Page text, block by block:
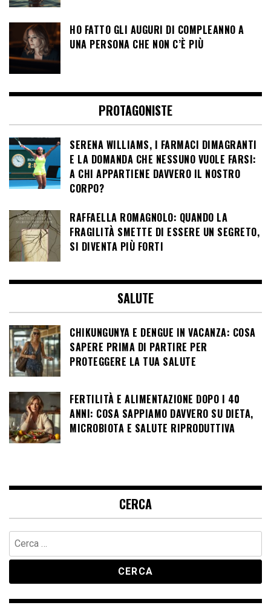
HO FATTO GLI AUGURI DI COMPLEANNO A
UNA PERSONA CHE NON C’È PIÙ
PROTAGONISTE
SERENA WILLIAMS, I FARMACI DIMAGRANTI
E LA DOMANDA CHE NESSUNO VUOLE FARSI:
A CHI APPARTIENE DAVVERO IL NOSTRO
CORPO?
RAFFAELLA ROMAGNOLO: QUANDO LA
FRAGILITÀ SMETTE DI ESSERE UN SEGRETO,
SI DIVENTA PIÙ FORTI
SALUTE
CHIKUNGUNYA E DENGUE IN VACANZA: COSA
SAPERE PRIMA DI PARTIRE PER
PROTEGGERE LA TUA SALUTE
FERTILITÀ E ALIMENTAZIONE DOPO I 40
ANNI: COSA SAPPIAMO DAVVERO SU DIETA,
MICROBIOTA E SALUTE RIPRODUTTIVA
CERCA
Ricerca
per: